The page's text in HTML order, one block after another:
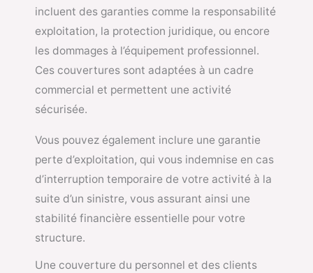
incluent des garanties comme la responsabilité
exploitation, la protection juridique, ou encore
les dommages à l’équipement professionnel.
Ces couvertures sont adaptées à un cadre
commercial et permettent une activité
sécurisée.
Vous pouvez également inclure une garantie
perte d’exploitation, qui vous indemnise en cas
d’interruption temporaire de votre activité à la
suite d’un sinistre, vous assurant ainsi une
stabilité financière essentielle pour votre
structure.
Une couverture du personnel et des clients